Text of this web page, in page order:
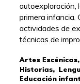
autoexploración,
primera infancia.
actividades de
técnicas de
Artes Escénicas,
Historias,
Educación